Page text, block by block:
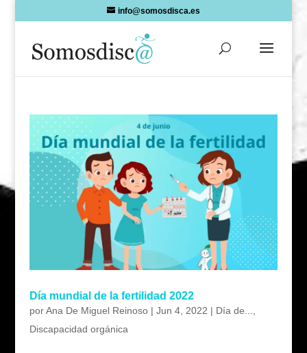
info@somosdisca.es
Día mundial de la fertilidad 2022
porAna De Miguel Reinoso| Jun 4, 2022 | Día de...
Discapacidad orgánica